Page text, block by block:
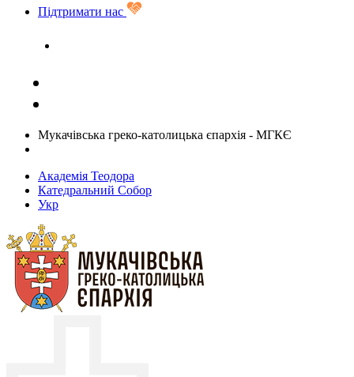
Підтримати нас
Мукачівська греко-католицька єпархія - МГКЄ
Академія Теодора
Катедральний Собор
Укр